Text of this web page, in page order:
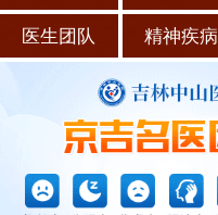
医生团队 精神疾病